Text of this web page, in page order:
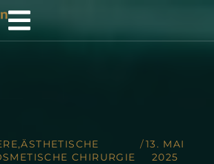
,ÄSTHETISCHE
CHIRURGIE
/13. MAI
2025